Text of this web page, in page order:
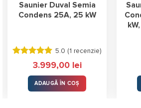
Saunier Duval Semia
Condens 25A, 25 kW
Evaluat la
stele
din 5
5.0 (1 recenzie)
3.999,00 lei
ADAUGĂ ÎN COȘ